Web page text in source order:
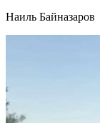
Наиль Байназаров